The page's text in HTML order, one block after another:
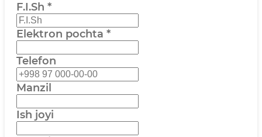
F.I.Sh *
Elektron pochta *
Telefon
Manzil
Ish joyi